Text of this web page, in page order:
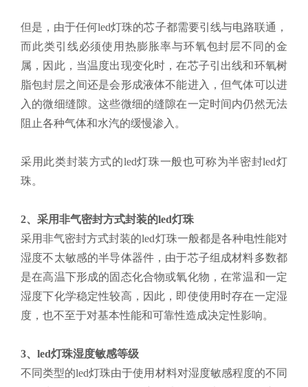
但是，由于任何led灯珠的芯子都需要引线与电路联通，
而此类引线必须使用热膨胀率与环氧包封层不同的金
属，因此，当温度出现变化时，在芯子引出线和环氧树
脂包封层之间还是会形成液体不能进入，但气体可以进
入的微细缝隙。这些微细的缝隙在一定时间内仍然无法
阻止各种气体和水汽的缓慢渗入。
采用此类封装方式的led灯珠一般也可称为半密封led灯
珠。
2、采用非气密封方式封装的led灯珠
采用非气密封方式封装的led灯珠一般都是各种电性能对
湿度不太敏感的半导体器件，由于芯子组成材料多数都
是在高温下形成的固态化合物或氧化物，在常温和一定
湿度下化学稳定性较高，因此，即使使用时存在一定湿
度，也不至于对基本性能和可靠性造成决定性影响。
3、led灯珠湿度敏感等级
不同类型的led灯珠由于使用材料对湿度敏感程度的不同